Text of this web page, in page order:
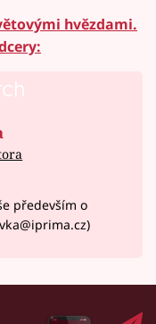
hvězdami.
především o